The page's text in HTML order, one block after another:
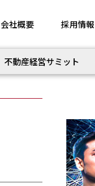
会社概要 採用情報
不動産経営サミット